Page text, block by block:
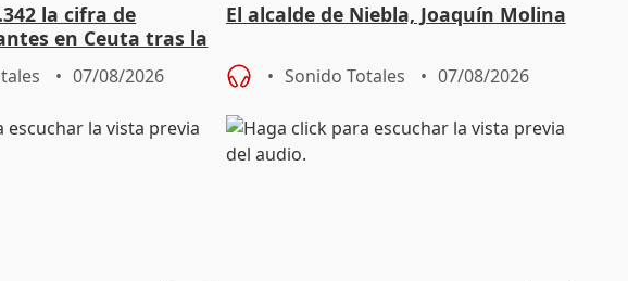
la cifra de
en Ceuta tras la
07/08/2026
El alcalde de Niebla, Joaquín Molina
Sonido Totales 07/08/2026